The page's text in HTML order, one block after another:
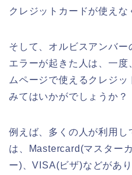
クレジットカードが使えな
そして、オルビスアンバー
エラーが起きた人は、一
ムページで使えるクレジ
みてはいかがでしょうか？
例えば、多くの人が利用し
は、Mastercard(マスター
ー)、VISA(ビザ)などがあ